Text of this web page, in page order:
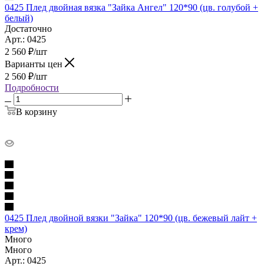
0425 Плед двойная вязка "Зайка Ангел" 120*90 (цв. голубой +
белый)
Достаточно
Арт.: 0425
2 560 ₽/шт
Варианты цен
2 560 ₽/шт
Подробности
В корзину
0425 Плед двойной вязки "Зайка" 120*90 (цв. бежевый лайт +
крем)
Много
Много
Арт.: 0425